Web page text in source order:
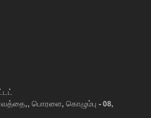
பொரளை, கொழும்பு - 08,